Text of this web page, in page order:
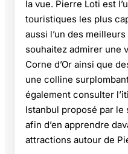
la vue. Pierre Loti est
touristiques les plus
aussi l’un des
souhaitez admirer une
Corne d’Or ainsi que
une colline
également consulter
Istanbul proposé par le
afin d’en apprendre
attractions autour de